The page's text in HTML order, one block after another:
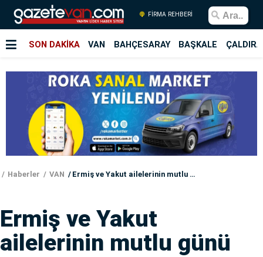
FİRMA REHBERİ
SON DAKİKA VAN BAHÇESARAY BAŞKALE
Haberler VAN Ermiş ve Yakut ailelerinin mutlu günü
Ermiş ve Yakut
ailelerinin mutlu günü